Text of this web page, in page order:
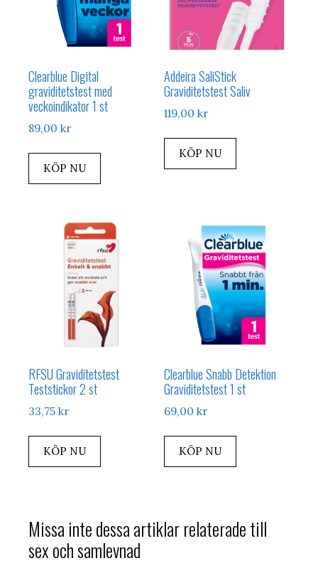
Clearblue Digital
graviditetstest med
veckoindikator 1 st
89,00 kr
KÖP NU
Addeira SaliStick
Graviditetstest Saliv
119,00kr
KÖP NU
RFSU Graviditetstest
Teststickor 2 st
33,75 kr
KÖP NU
Clearblue Snabb Detektion
Graviditetstest 1 st
69,00kr
KÖP NU
Missa inte dessa artiklar relaterade till
sex och samlevnad